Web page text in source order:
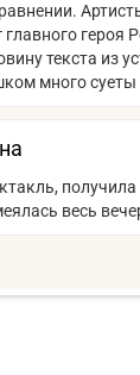
главного
текста из
много суеты
весь